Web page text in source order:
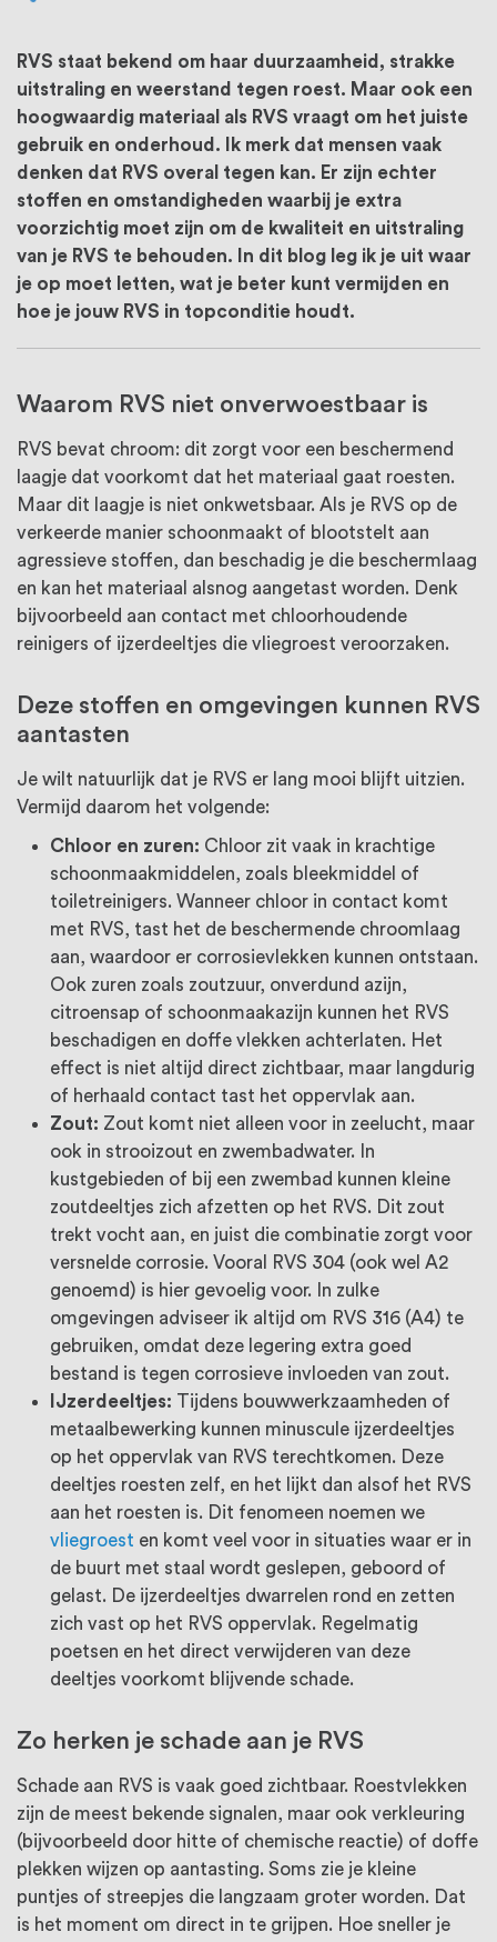
goede relatie met onze klanten het
verschil maakt.
RVS staat bekend om haar duurzaamheid, strakke
uitstraling en weerstand tegen roest. Maar ook een
hoogwaardig materiaal als RVS vraagt om het juiste
gebruik en onderhoud. Ik merk dat mensen vaak
denken dat RVS overal tegen kan. Er zijn echter
stoffen en omstandigheden waarbij je extra
voorzichtig moet zijn om de kwaliteit en uitstraling
van je RVS te behouden. In dit blog leg ik je uit waar
je op moet letten, wat je beter kunt vermijden en
hoe je jouw RVS in topconditie houdt.
Waarom RVS niet onverwoestbaar is
RVS bevat chroom: dit zorgt voor een beschermend
laagje dat voorkomt dat het materiaal gaat roesten.
Maar dit laagje is niet onkwetsbaar. Als je RVS op de
verkeerde manier schoonmaakt of blootstelt aan
agressieve stoffen, dan beschadig je die beschermlaag
en kan het materiaal alsnog aangetast worden. Denk
bijvoorbeeld aan contact met chloorhoudende
reinigers of ijzerdeeltjes die vliegroest veroorzaken.
Deze stoffen en omgevingen kunnen RVS
aantasten
Je wilt natuurlijk dat je RVS er lang mooi blijft uitzien.
Vermijd daarom het volgende:
Chloor en zuren: Chloor zit vaak in krachtige
schoonmaakmiddelen, zoals bleekmiddel of
toiletreinigers. Wanneer chloor in contact komt
met RVS, tast het de beschermende chroomlaag
aan, waardoor er corrosievlekken kunnen ontstaan.
Ook zuren zoals zoutzuur, onverdund azijn,
citroensap of schoonmaakazijn kunnen het RVS
beschadigen en doffe vlekken achterlaten. Het
effect is niet altijd direct zichtbaar, maar langdurig
of herhaald contact tast het oppervlak aan.
Zout: Zout komt niet alleen voor in zeelucht, maar
ook in strooizout en zwembadwater. In
kustgebieden of bij een zwembad kunnen kleine
zoutdeeltjes zich afzetten op het RVS. Dit zout
trekt vocht aan, en juist die combinatie zorgt voor
versnelde corrosie. Vooral RVS 304 (ook wel A2
genoemd) is hier gevoelig voor. In zulke
omgevingen adviseer ik altijd om RVS 316 (A4) te
gebruiken, omdat deze legering extra goed
bestand is tegen corrosieve invloeden van zout.
IJzerdeeltjes: Tijdens bouwwerkzaamheden of
metaalbewerking kunnen minuscule ijzerdeeltjes
op het oppervlak van RVS terechtkomen. Deze
deeltjes roesten zelf, en het lijkt dan alsof het RVS
aan het roesten is. Dit fenomeen noemen we
vliegroest en komt veel voor in situaties waar er in
de buurt met staal wordt geslepen, geboord of
gelast. De ijzerdeeltjes dwarrelen rond en zetten
zich vast op het RVS oppervlak. Regelmatig
poetsen en het direct verwijderen van deze
deeltjes voorkomt blijvende schade.
Zo herken je schade aan je RVS
Schade aan RVS is vaak goed zichtbaar. Roestvlekken
zijn de meest bekende signalen, maar ook verkleuring
(bijvoorbeeld door hitte of chemische reactie) of doffe
plekken wijzen op aantasting. Soms zie je kleine
puntjes of streepjes die langzaam groter worden. Dat
is het moment om direct in te grijpen. Hoe sneller je